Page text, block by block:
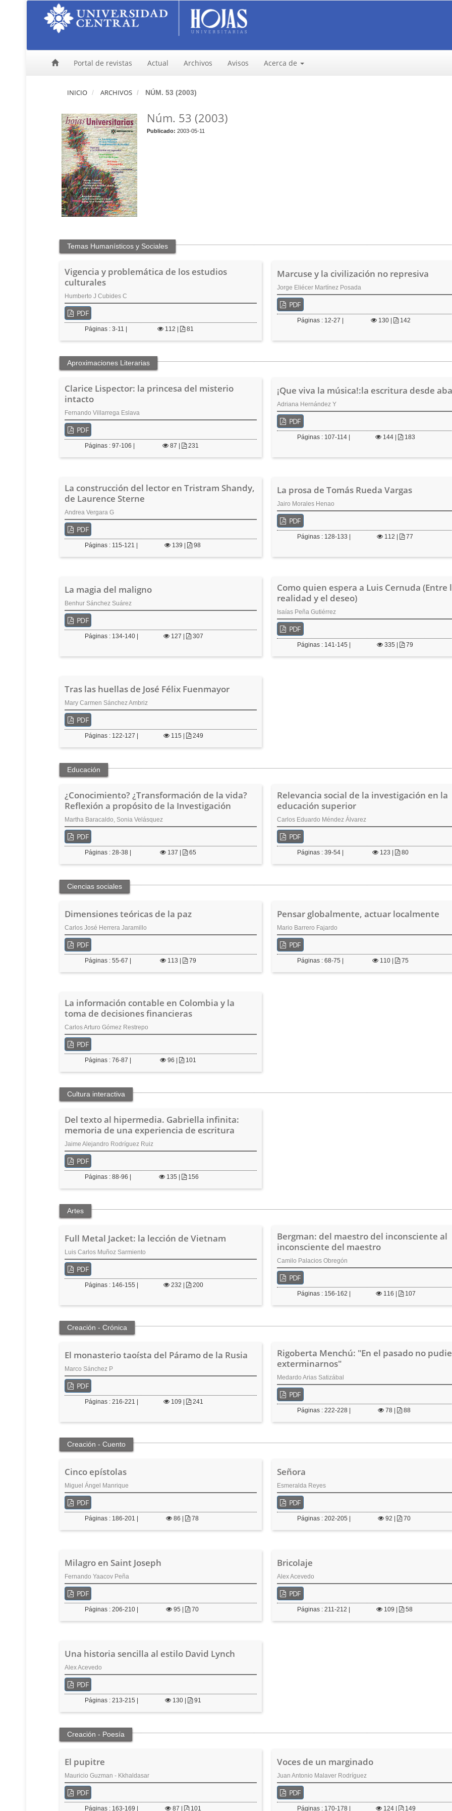
a
v
Portal de revistas Actual Archivos Avisos Acerca de
INICIO ARCHIVOS NÚM. 53 (2003)
Núm. 53 (2003)
Publicado: 2003-05-11
Temas Humanísticos y Sociales
Vigencia y problemática de los estudios
culturales
Humberto J Cubides C
PDF
Páginas : 3-11 | 112 81
Marcuse y la civilización no represiva
Jorge Eliécer Martínez Posada
PDF
Páginas : 12-27 | 130 142
Aproximaciones Literarias
Clarice Lispector: la princesa del misterio
intacto
Fernando Villarrega Eslava
PDF
Páginas : 97-106 | 87 231
¡Que viva la música!:la escritura desde
Adriana Hernández Y
PDF
Páginas : 107-114 | 144 183
La construcción del lector en Tristram Shandy,
de Laurence Sterne
Andrea Vergara G
PDF
Páginas : 115-121 | 139 98
La prosa de Tomás Rueda Vargas
Jairo Morales Henao
PDF
Páginas : 128-133 | 112 77
La magia del maligno
Benhur Sánchez Suárez
PDF
Páginas : 134-140 | 127 307
Como quien espera a Luis Cernuda (Entre
realidad y el deseo)
Isaías Peña Gutiérrez
PDF
Páginas : 141-145 | 335 79
Tras las huellas de José Félix Fuenmayor
Mary Carmen Sánchez Ambriz
PDF
Páginas : 122-127 | 115 249
Educación
¿Conocimiento? ¿Transformación de la vida?
Reflexión a propósito de la Investigación
Martha Baracaldo, Sonia Velásquez
PDF
Páginas : 28-38 | 137 65
Relevancia social de la investigación en la
educación superior
Carlos Eduardo Méndez Álvarez
PDF
Páginas : 39-54 | 123 80
Ciencias sociales
Dimensiones teóricas de la paz
Carlos José Herrera Jaramillo
PDF
Páginas : 55-67 | 113 79
Pensar globalmente, actuar localmente
Mario Barrero Fajardo
PDF
Páginas : 68-75 | 110| 75
La información contable en Colombia y la
toma de decisiones financieras
Carlos Arturo Gómez Restrepo
PDF
Páginas : 76-87 | 96 101
Cultura interactiva
Del texto al hipermedia. Gabriella infinita:
memoria de una experiencia de escritura
Jaime Alejandro Rodríguez Ruiz
PDF
Páginas : 88-96 | 135 156
Artes
Full Metal Jacket: la lección de Vietnam
Luis Carlos Muñoz Sarmiento
PDF
Páginas : 146-155 | 232 200
Bergman: del maestro del inconsciente al
inconsciente del maestro
Camilo Palacios Obregón
PDF
Páginas : 156-162 | 116 107
Creación - Crónica
El monasterio taoísta del Páramo de la Rusia
Marco Sánchez P
PDF
Páginas : 216-221 | 109 241
Rigoberta Menchú: "En el pasado no
exterminarnos"
Medardo Arias Satizábal
PDF
Páginas : 222-228 | 78 88
Creación - Cuento
Cinco epístolas
Miguel Ángel Manrique
PDF
Páginas : 186-201 | 86 78
Señora
Esmeralda Reyes
PDF
Páginas : 202-205 | 92 70
Milagro en Saint Joseph
Fernando Yaacov Peña
PDF
Páginas : 206-210 | 95 70
Bricolaje
Alex Acevedo
PDF
Páginas : 211-212 | 109 58
Una historia sencilla al estilo David Lynch
Alex Acevedo
PDF
Páginas : 213-215 | 130| 91
Creación - Poesía
El pupitre
Mauricio Guzman - Kkhaldasar
PDF
Páginas : 163-169 | 87 101
Voces de un marginado
Juan Antonio Malaver Rodríguez
PDF
Páginas : 170-178 | 124| 149